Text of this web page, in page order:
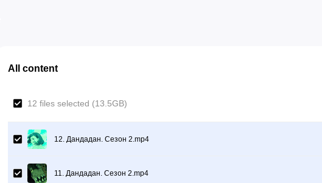
All content
12 files selected (13.5GB)
12. Дандадан. Сезон 2.mp4
11. Дандадан. Сезон 2.mp4